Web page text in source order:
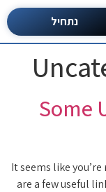
נתחיל
Some
It seems like
are a few useful